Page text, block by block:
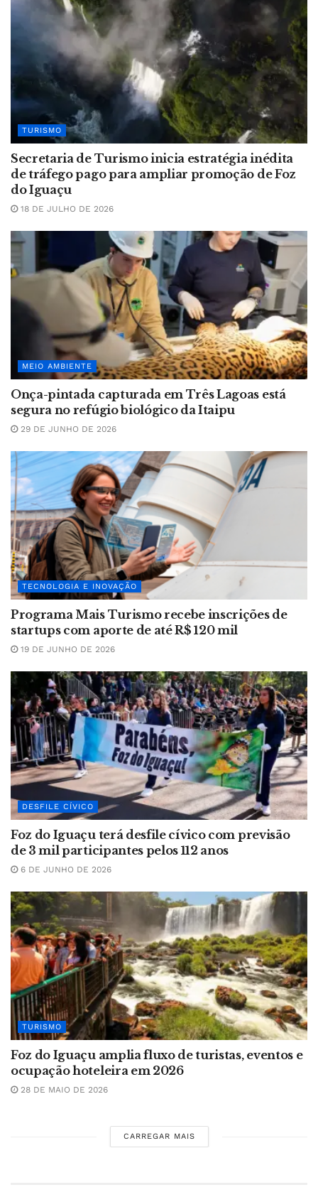
TURISMO
Secretaria de Turismo inicia estratégia inédita
de tráfego pago para ampliar promoção de Foz
do Iguaçu
18 DE JULHO DE 2026
MEIO AMBIENTE
Onça-pintada capturada em Três Lagoas está
segura no refúgio biológico da Itaipu
29 DE JUNHO DE 2026
TECNOLOGIA E INOVAÇÃO
Programa Mais Turismo recebe inscrições de
startups com aporte de até R$ 120 mil
19 DE JUNHO DE 2026
DESFILE CÍVICO
Foz do Iguaçu terá desfile cívico com previsão
de 3 mil participantes pelos 112 anos
6 DE JUNHO DE 2026
TURISMO
Foz do Iguaçu amplia fluxo de turistas, eventos e
ocupação hoteleira em 2026
28 DE MAIO DE 2026
CARREGAR MAIS